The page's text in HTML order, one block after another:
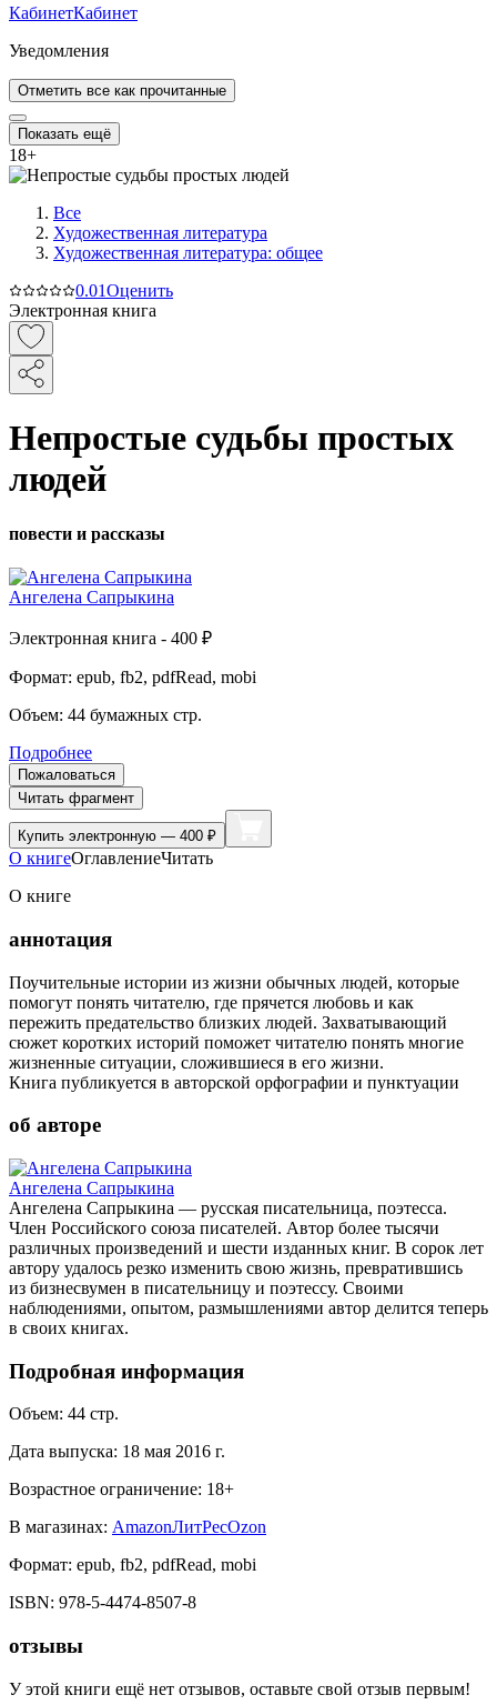
КабинетКабинет
Уведомления
Отметить все как прочитанные
Показать ещё
18+
Все
Художественная литература
Художественная литература: общее
0.01Оценить
Электронная книга
Непростые судьбы простых
людей
повести и рассказы
Ангелена Сапрыкина
Электронная книга - 400 ₽
Формат: epub, fb2, pdfRead, mobi
Объем: 44 бумажных стр.
Подробнее
Пожаловаться
Читать фрагмент
Купить электронную — 400 ₽
О книгеОглавлениеЧитать
О книге
аннотация
Поучительные истории из жизни обычных людей, которые
помогут понять читателю, где прячется любовь и как
пережить предательство близких людей. Захватывающий
сюжет коротких историй поможет читателю понять многие
жизненные ситуации, сложившиеся в его жизни.
Книга публикуется в авторской орфографии и пунктуации
об авторе
Ангелена Сапрыкина
Ангелена Сапрыкина — русская писательница, поэтесса.
Член Российского союза писателей. Автор более тысячи
различных произведений и шести изданных книг. В сорок лет
автору удалось резко изменить свою жизнь, превратившись
из бизнесвумен в писательницу и поэтессу. Своими
наблюдениями, опытом, размышлениями автор делится теперь
в своих книгах.
Подробная информация
Объем: 44 стр.
Дата выпуска: 18 мая 2016 г.
Возрастное ограничение: 18+
В магазинах: AmazonЛитРесOzon
Формат: epub, fb2, pdfRead, mobi
ISBN: 978-5-4474-8507-8
отзывы
У этой книги ещё нет отзывов, оставьте свой отзыв первым!